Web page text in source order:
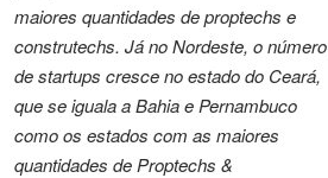
maiores quantidades de proptechs e
construtechs. Já no Nordeste, o número
de startups cresce no estado do Ceará,
que se iguala a Bahia e Pernambuco
como os estados com as maiores
quantidades de Proptechs &